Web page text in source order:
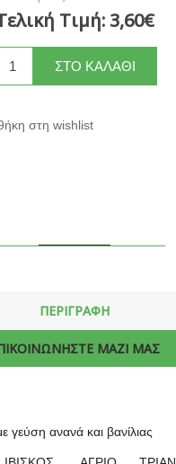
Τιμή: 3,60€
ΠΕΡΙΓΡΑΦΗ
ΜΑΖΙ ΜΑΣ
γεύση ανανά και βανίλιας